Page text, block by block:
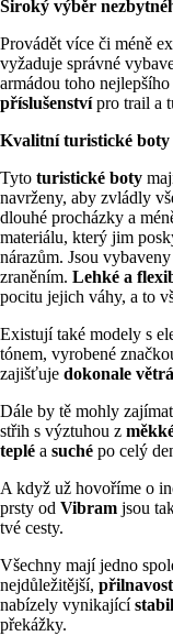
Široký výběr
Provádět více či méně
vyžaduje správné
armádou toho
příslušenstvípro trail a
Kvalitní turistické boty
Tyto turistické boty
navrženy, aby zvládly
dlouhé procházky a
materiálu, který jim
nárazům. Jsou
zraněním. Lehké a
pocitu jejich váhy, a to
Existují také modely s
tónem, vyrobené
zajišťuje dokonale
Dále by tě mohly
střih s výztuhou z
teplé a suché po celý
A když už hovoříme o
prsty od Vibram jsou
tvé cesty.
Všechny mají jedno
nejdůležitější, přilnavost
nabízely vynikající
překážky.